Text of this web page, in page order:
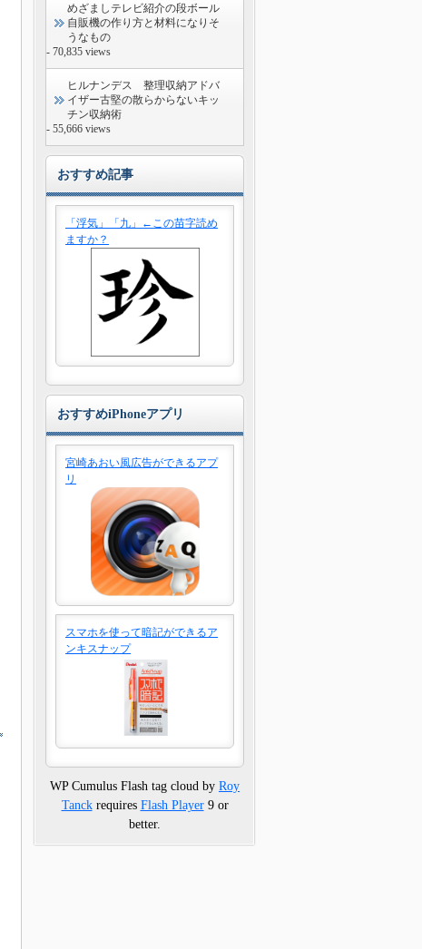
めざましテレビ紹介の段ボール
自販機の作り方と材料になりそ
うなもの
- 70,835 views
ヒルナンデス 整理収納アドバ
イザー古堅の散らからないキッ
チン収納術
- 55,666 views
おすすめ記事
「浮気」「九」←この苗字読め
ますか？
おすすめiPhoneアプリ
宮崎あおい風広告ができるアプ
リ
スマホを使って暗記ができるア
ンキスナップ
WP Cumulus Flash tag cloud by Roy
Tanckrequires Flash Player9 or
better.